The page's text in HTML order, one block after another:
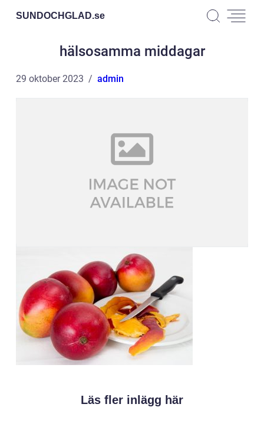
SUNDOCHGLAD.se
hälsosamma middagar
29 oktober 2023 admin
Läs fler inlägg här